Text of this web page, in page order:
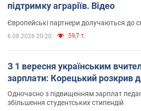
підтримку аграріїв. Відео
Європейські партнери долучаються до
6.08.2026 20:20 59,7 т.
З 1 вересня українським
зарплати: Корецький розкрив
Одночасно з підвищенням зарплат
збільшення студентських стипендій